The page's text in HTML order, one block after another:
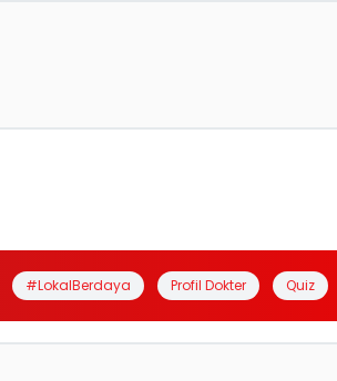
#LokalBerdaya Profil Dokter Quiz